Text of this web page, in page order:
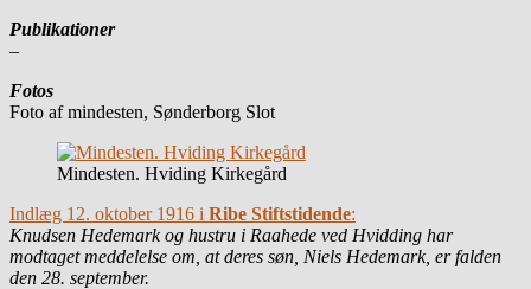
Publikationer
–
Fotos
Foto af mindesten, Sønderborg Slot
Mindesten. Hviding Kirkegård
Indlæg 12. oktober 1916 i Ribe Stiftstidende:
Knudsen Hedemark og hustru i Raahede ved Hvidding har
modtaget meddelelse om, at deres søn, Niels Hedemark, er falden
den 28. september.